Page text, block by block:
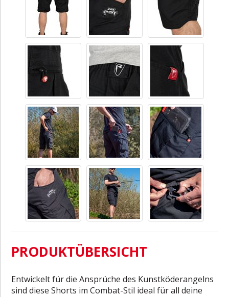
PRODUKTÜBERSICHT
Entwickelt für die Ansprüche des Kunstköderangelns
sind diese Shorts im Combat-Stil ideal für all deine